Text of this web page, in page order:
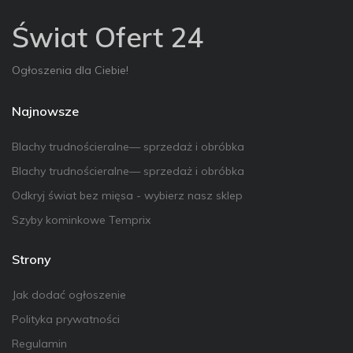
Świat Ofert 24
Ogłoszenia dla Ciebie!
Najnowsze
Blachy trudnościeralne— sprzedaż i obróbka
Blachy trudnościeralne— sprzedaż i obróbka
Odkryj świat bez mięsa - wybierz nasz sklep
Szyby kominkowe Temprix
Strony
Jak dodać ogłoszenie
Polityka prywatności
Regulamin